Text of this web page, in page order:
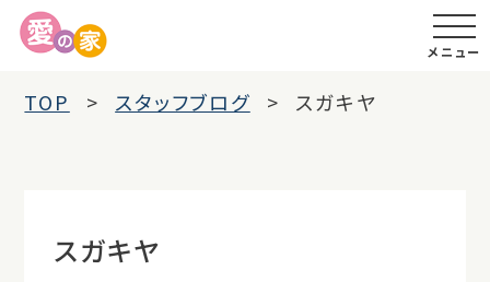
メニュー
TOP スタッフブログ スガキヤ
スガキヤ